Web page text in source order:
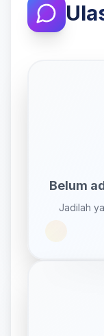
Belum
Jadilah